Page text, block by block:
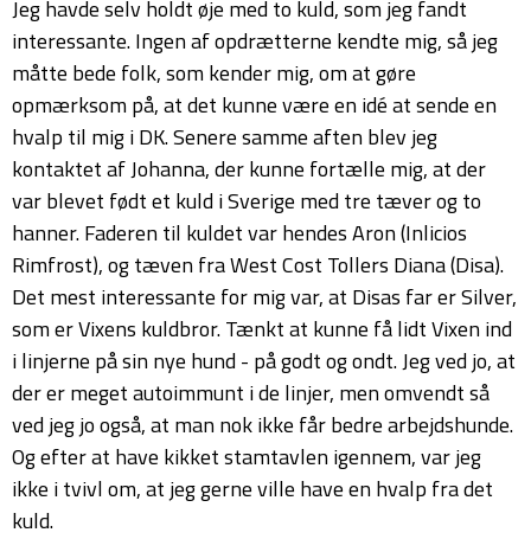
Jeg havde selv holdt øje med to kuld, som jeg fandt
interessante. Ingen af opdrætterne kendte mig, så jeg
måtte bede folk, som kender mig, om at gøre
opmærksom på, at det kunne være en idé at sende en
hvalp til mig i DK. Senere samme aften blev jeg
kontaktet af Johanna, der kunne fortælle mig, at der
var blevet født et kuld i Sverige med tre tæver og to
hanner. Faderen til kuldet var hendes Aron (Inlicios
Rimfrost), og tæven fra West Cost Tollers Diana (Disa).
Det mest interessante for mig var, at Disas far er Silver,
som er Vixens kuldbror. Tænkt at kunne få lidt Vixen ind
i linjerne på sin nye hund - på godt og ondt. Jeg ved jo, at
der er meget autoimmunt i de linjer, men omvendt så
ved jeg jo også, at man nok ikke får bedre arbejdshunde.
Og efter at have kikket stamtavlen igennem, var jeg
ikke i tvivl om, at jeg gerne ville have en hvalp fra det
kuld.